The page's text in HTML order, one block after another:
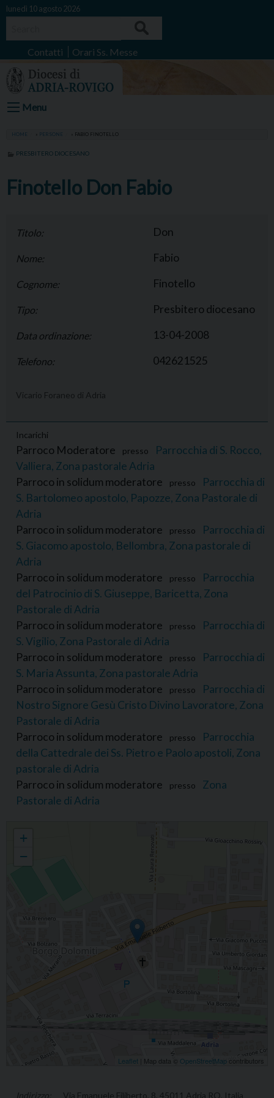
Skip
lunedì 10 agosto 2026
Contatti Orari Ss. Messe
Menu
HOME PERSONE FABIO FINOTELLO
PRESBITERO DIOCESANO
Finotello Don Fabio
Titolo: Don
Nome: Fabio
Cognome: Finotello
Tipo: Presbitero diocesano
Data ordinazione: 13-04-2008
Telefono: 042621525
Vicario Foraneo di Adria
Incarichi
Parroco Moderatore presso
Parrocchia di S. Rocco,
Valliera, Zona pastorale Adria
Parroco in solidum moderatore
presso
Parrocchia di
S. Bartolomeo apostolo, Papozze, Zona Pastorale di
Adria
Parroco in solidum moderatore
presso
Parrocchia di
S. Giacomo apostolo, Bellombra, Zona pastorale di
Adria
Parroco in solidum moderatore
presso
Parrocchia
del Patrocinio di S. Giuseppe, Baricetta, Zona
Pastorale di Adria
Parroco in solidum moderatore
presso
Parrocchia di
S. Vigilio, Zona Pastorale di Adria
Parroco in solidum moderatore
presso
Parrocchia di
S. Maria Assunta, Zona pastorale Adria
Parroco in solidum moderatore
presso
Parrocchia di
Nostro Signore Gesù Cristo Divino Lavoratore, Zona
Pastorale di Adria
Parroco in solidum moderatore
presso
Parrocchia
della Cattedrale dei Ss. Pietro e Paolo apostoli, Zona
pastorale di Adria
Parroco in solidum moderatore
presso
Zona
Pastorale di Adria
+
−
Leaflet | Map data © OpenStreetMap contributors
Via Emanuele Filiberto, 8, 45011 Adria RO, Italia